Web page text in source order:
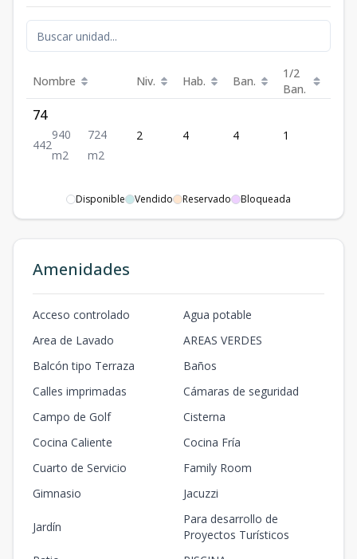
Nombre Niv. Hab. Ban.
1/2
Ban.
74
442
940
m2
724
m2
2 4 4 1
Disponible Vendido Reservado Bloqueada
Amenidades
Acceso controlado
Agua potable
Area de Lavado
AREAS VERDES
Balcón tipo Terraza
Baños
Calles imprimadas
Cámaras de seguridad
Campo de Golf
Cisterna
Cocina Caliente
Cocina Fría
Cuarto de Servicio
Family Room
Gimnasio
Jacuzzi
Jardín
Para desarrollo de
Proyectos Turísticos